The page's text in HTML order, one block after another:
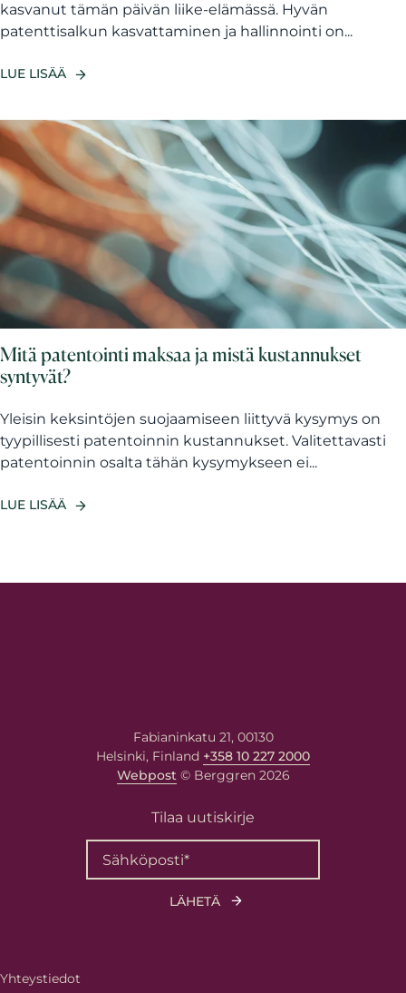
kasvanut tämän päivän liike-elämässä. Hyvän
patenttisalkun kasvattaminen ja hallinnointi on...
LUE LISÄÄ
Mitä patentointi maksaa ja mistä kustannukset
syntyvät?
Yleisin keksintöjen suojaamiseen liittyvä kysymys on
tyypillisesti patentoinnin kustannukset. Valitettavasti
patentoinnin osalta tähän kysymykseen ei...
LUE LISÄÄ
Fabianinkatu 21, 00130
Helsinki, Finland +358 10 227 2000
Webpost© Berggren 2026
Tilaa uutiskirje
Yhteystiedot